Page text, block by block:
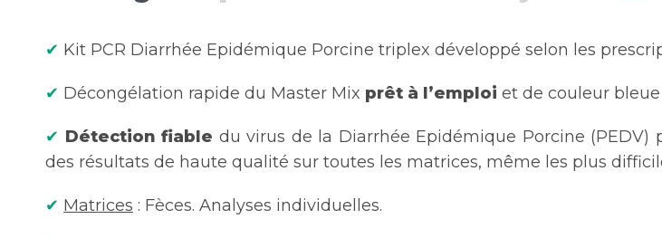
✔ Kit PCR Diarrhée Epidémique Porcine triplex développé selon les
✔ Décongélation rapide du Master Mix prêt à l’emploi et de couleur
✔ Détection fiable du virus de la Diarrhée Epidémique Porcine (PEDV)
des résultats de haute qualité sur toutes les matrices, même les plus
✔ Matrices : Fèces. Analyses individuelles.